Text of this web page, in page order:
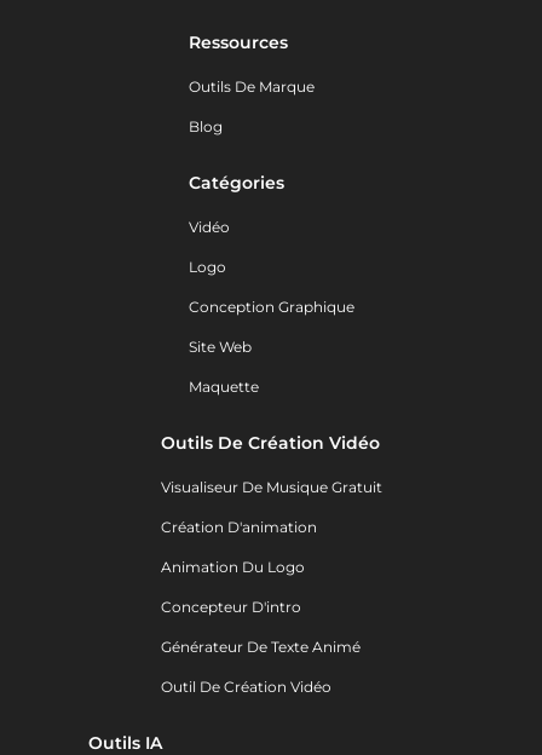
Ressources
Outils De Marque
Blog
Catégories
Vidéo
Logo
Conception Graphique
Site Web
Maquette
Outils De Création Vidéo
Visualiseur De Musique Gratuit
Création D'animation
Animation Du Logo
Concepteur D'intro
Générateur De Texte Animé
Outil De Création Vidéo
Outils IA